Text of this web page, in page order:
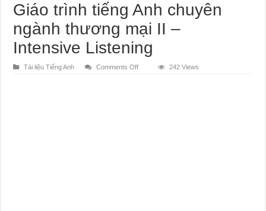
Giáo trình tiếng Anh chuyên
ngành thương mại II –
Intensive Listening
Tài liệu Tiếng Anh Comments Offon
242 Views